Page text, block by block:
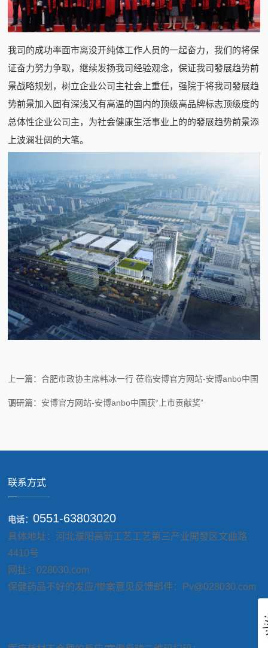
我司的成功率面市离没开纯体工作人员的一起奋力，我们的将保
证奋力努力争取，继续发扬我司经验观念，保证我司發展趋势前
景战略规划，树立企业公司主社会上重任，强院于将我司發展趋
势前景加入固有深浅又有高温的国内的顶级高品牌标志顶级度的
总体性企业公司主，为社会健康生活事业上的的發展趋势前景添
上波澜壮阔的大笔。
上一篇：合肥市政协主席韩冰一行 莅临安博官方网站-安博anbo中国
调研
下一篇：安博官方网站-安博anbo中国获“上市贡献奖”
联系方式
电话：0551-63803020
具体地址：河北濮阳高新工艺工艺第三产业開發区文曲路
4410号
网扯：028030.com
保健药品不好的发应/惨案意见反馈邮件：Pv@028030.com